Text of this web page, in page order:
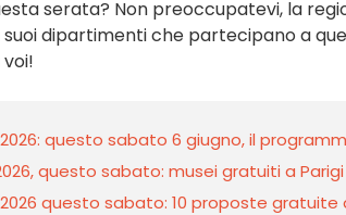
serata? Non preoccupatevi, la
dipartimenti che partecipano a
questo sabato 6 giugno, il
questo sabato: musei gratuiti a
questo sabato: 10 proposte gratuite